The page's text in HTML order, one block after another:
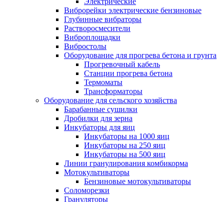
Виброрейки электрические бензиновые
Глубинные вибраторы
Растворосмесители
Виброплощадки
Вибростолы
Оборудование для прогрева бетона и грунта
Прогревочный кабель
Станции прогрева бетона
Термоматы
Трансформаторы
Оборудование для сельского хозяйства
Барабанные сушилки
Дробилки для зерна
Инкубаторы для яиц
Инкубаторы на 1000 яиц
Инкубаторы на 250 яиц
Инкубаторы на 500 яиц
Линии гранулирования комбикорма
Мотокультиваторы
Бензиновые мотокультиваторы
Соломорезки
Грануляторы